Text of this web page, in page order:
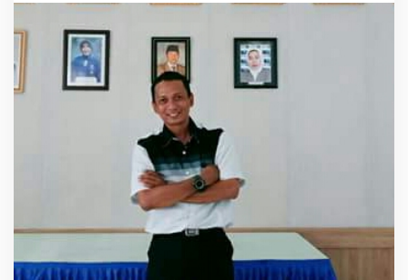
a
g
P
e
r
t
a
m
a
P
e
n